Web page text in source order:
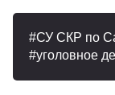
СУ СКР по
уголовное